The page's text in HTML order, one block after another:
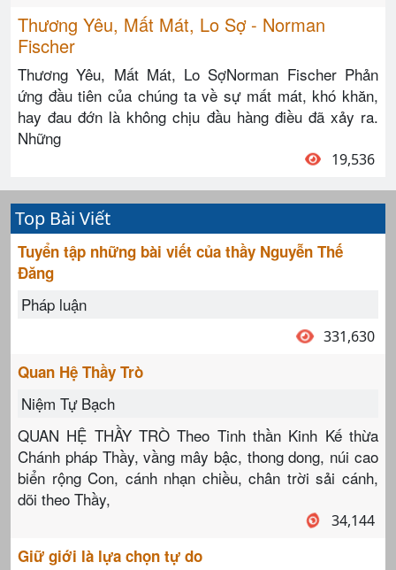
Thương Yêu, Mất Mát, Lo Sợ - Norman
Fischer
Thương Yêu, Mất Mát, Lo SợNorman Fischer Phản
ứng đầu tiên của chúng ta về sự mất mát, khó khăn,
hay đau đớn là không chịu đầu hàng điều đã xảy ra.
Những
19,536
Top Bài Viết
Tuyển tập những bài viết của thầy Nguyễn Thế
Đăng
Pháp luận
331,630
Quan Hệ Thầy Trò
Niệm Tự Bạch
QUAN HỆ THẦY TRÒ Theo Tinh thần Kinh Kế thừa
Chánh pháp Thầy, vầng mây bậc, thong dong, núi cao
biển rộng Con, cánh nhạn chiều, chân trời sải cánh,
dõi theo Thầy,
34,144
Giữ giới là lựa chọn tự do